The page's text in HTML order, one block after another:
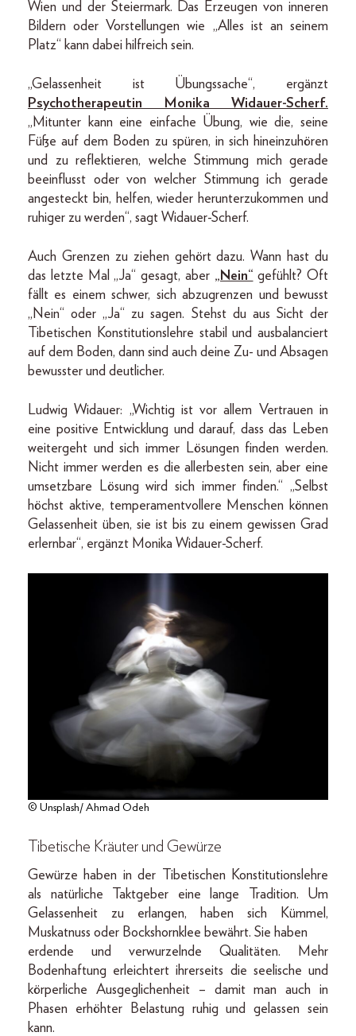
Wien und der Steiermark. Das Erzeugen von inneren
Bildern oder Vorstellungen wie „Alles ist an seinem
Platz“ kann dabei hilfreich sein.
„Gelassenheit ist Übungssache“, ergänzt
Psychotherapeutin Monika Widauer-Scherf.
„Mitunter kann eine einfache Übung, wie die, seine
Füße auf dem Boden zu spüren, in sich hineinzuhören
und zu reflektieren, welche Stimmung mich gerade
beeinflusst oder von welcher Stimmung ich gerade
angesteckt bin, helfen, wieder herunterzukommen und
ruhiger zu werden“, sagt Widauer-Scherf.
Auch Grenzen zu ziehen gehört dazu. Wann hast du
das letzte Mal „Ja“ gesagt, aber „Nein“ gefühlt? Oft
fällt es einem schwer, sich abzugrenzen und bewusst
„Nein“ oder „Ja“ zu sagen. Stehst du aus Sicht der
Tibetischen Konstitutionslehre stabil und ausbalanciert
auf dem Boden, dann sind auch deine Zu- und Absagen
bewusster und deutlicher.
Ludwig Widauer: „Wichtig ist vor allem Vertrauen in
eine positive Entwicklung und darauf, dass das Leben
weitergeht und sich immer Lösungen finden werden.
Nicht immer werden es die allerbesten sein, aber eine
umsetzbare Lösung wird sich immer finden.“ „Selbst
höchst aktive, temperamentvollere Menschen können
Gelassenheit üben, sie ist bis zu einem gewissen Grad
erlernbar“, ergänzt Monika Widauer-Scherf.
© Unsplash/ Ahmad Odeh
Tibetische Kräuter und Gewürze
Gewürze haben in der Tibetischen Konstitutionslehre
als natürliche Taktgeber eine lange Tradition. Um
Gelassenheit zu erlangen, haben sich Kümmel,
Muskatnuss oder Bockshornklee bewährt. Sie haben
erdende und verwurzelnde Qualitäten. Mehr
Bodenhaftung erleichtert ihrerseits die seelische und
körperliche Ausgeglichenheit – damit man auch in
Phasen erhöhter Belastung ruhig und gelassen sein
kann.